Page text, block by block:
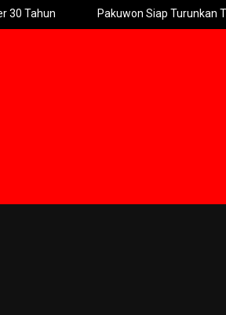
Pakuwon Siap Turunkan Tinggi